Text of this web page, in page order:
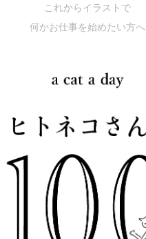
これからイラストで
何かお仕事を始めたい方へ